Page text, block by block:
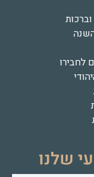
לחבירו
שלנו